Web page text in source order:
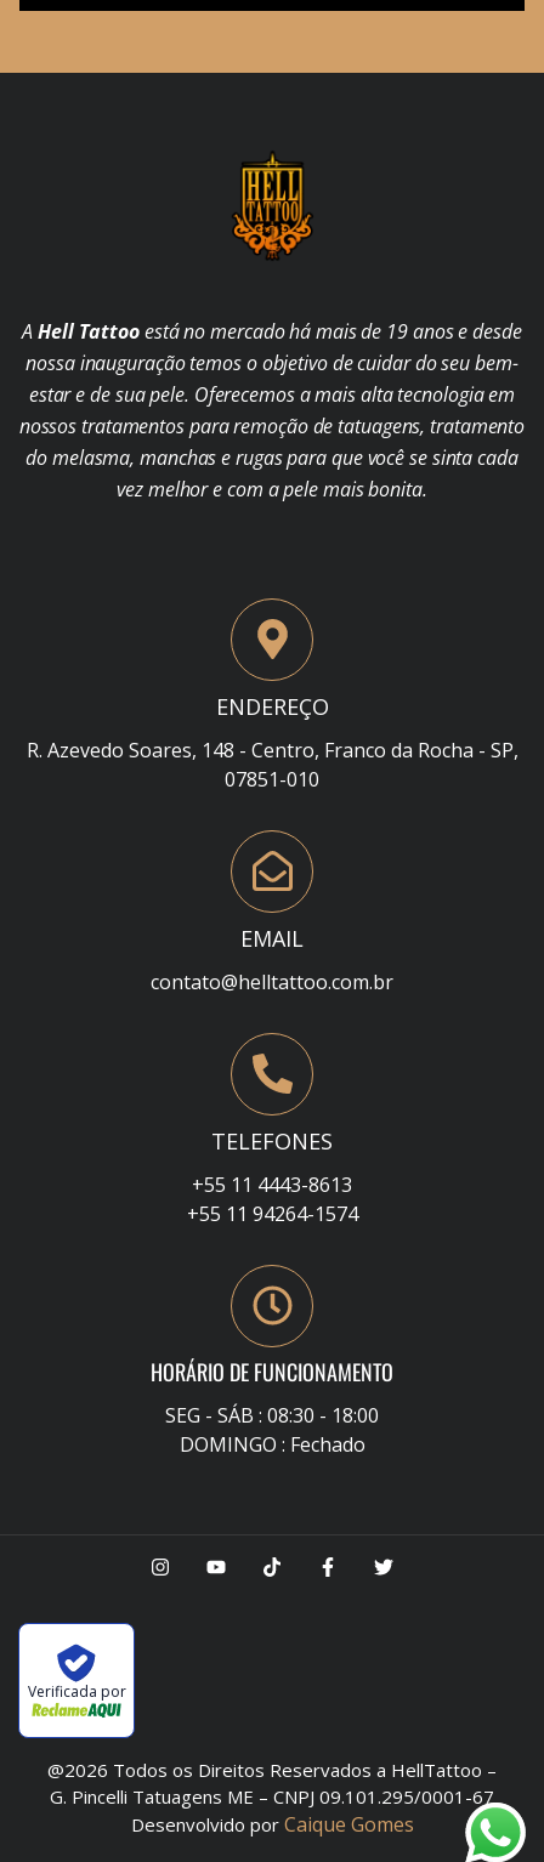
AHell Tattooestá no mercado há mais de 19 anos e desde
nossa inauguração temos o objetivo de cuidar do seu bem-
estar e de sua pele. Oferecemos a mais alta tecnologia em
nossos tratamentos para remoção de tatuagens, tratamento
do melasma, manchas e rugas para que você se sinta cada
vez melhor e com a pele mais bonita.
ENDEREÇO
R. Azevedo Soares, 148 - Centro, Franco da Rocha - SP,
07851-010
EMAIL
contato@helltattoo.com.br
TELEFONES
+55 11 4443-8613
+55 11 94264-1574
HORÁRIO DE FUNCIONAMENTO
SEG - SÁB : 08:30 - 18:00
DOMINGO : Fechado
Verificada por
@2026 Todos os Direitos Reservados a HellTattoo –
G. Pincelli Tatuagens ME – CNPJ 09.101.295/0001-67
Desenvolvido por Caique Gomes